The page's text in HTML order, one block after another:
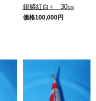
銀鱗紅白♀ 30㎝
価格100,000円